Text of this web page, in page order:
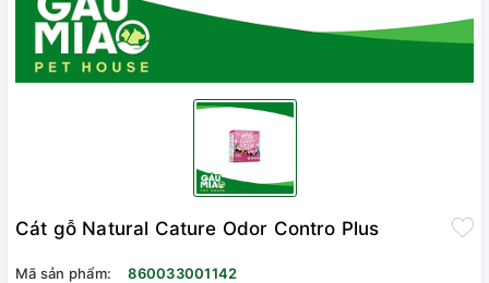
Cát gỗ Natural Cature Odor Contro Plus
Mã sản phẩm:
860033001142